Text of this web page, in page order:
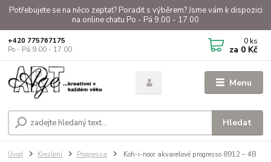
Potřebujete se na něco zeptat? Poradit s výběrem? Jsme vám k dispozici
na online chatu Po - Pá 9.00 - 17.00
Menu
Hledat
+420 775767175
Po - Pá 9.00 - 17.00
0 ks
za 0 Kč
Úvod Kreslení Progressa Koh-i-noor akvarelové progresso 8912 – 4B